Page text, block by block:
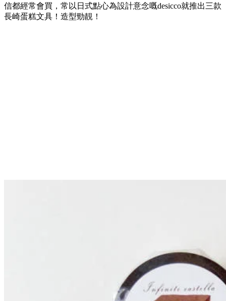
信都經常會買，常以日式點心為設計意念嘅desicco就推出三款
長崎蛋糕文具！造型勁靚！